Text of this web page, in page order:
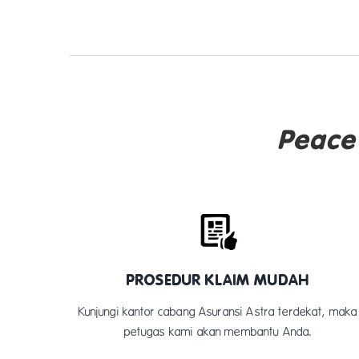
PROSEDUR KLAIM MUDAH
Kunjungi kantor cabang Asuransi Astra terdekat, maka
petugas kami akan membantu Anda.